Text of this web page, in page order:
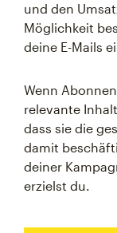
und den
Möglichkeit
deine E-Mails
Wenn
relevante
dass sie die
damit
deiner
erzielst du.